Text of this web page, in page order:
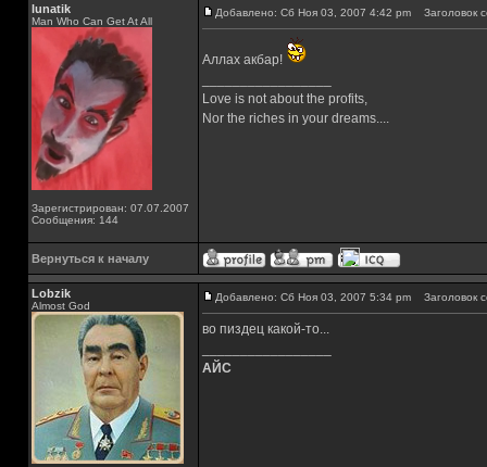
lunatik
Man Who Can Get At All
Зарегистрирован: 07.07.2007
Сообщения: 144
Добавлено: Сб Ноя 03, 2007 4:42 pm Заголовок
Аллах акбар!
Love is not about the profits,
Nor the riches in your dreams....
Вернуться к началу
Lobzik
Almost God
Добавлено: Сб Ноя 03, 2007 5:34 pm Заголовок
во пиздец какой-то...
АЙС